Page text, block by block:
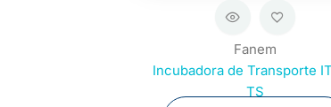
Fanem
Incubadora de Transporte
TS